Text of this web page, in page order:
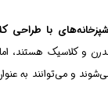
با طراحی
و کلاسیک هستند،
و می‌توانند به